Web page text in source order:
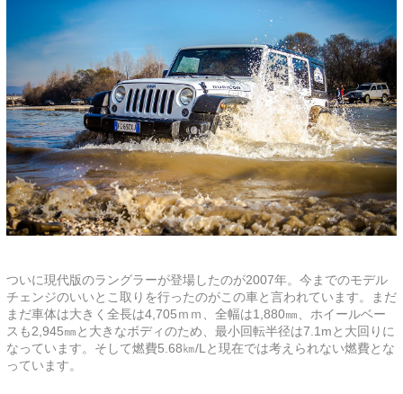
ついに現代版のラングラーが登場したのが2007年。今までのモデル
チェンジのいいとこ取りを行ったのがこの車と言われています。まだ
まだ車体は大きく全長は4,705ｍｍ、全幅は1,880㎜、ホイールベー
スも2,945㎜と大きなボディのため、最小回転半径は7.1mと大回りに
なっています。そして燃費5.68㎞/Lと現在では考えられない燃費とな
っています。